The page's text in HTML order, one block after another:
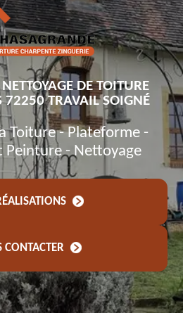
DE TOITURE
72250 TRAVAIL SOIGNÉ
Toiture - Plateforme -
Peinture - Nettoyage
CONTACTER